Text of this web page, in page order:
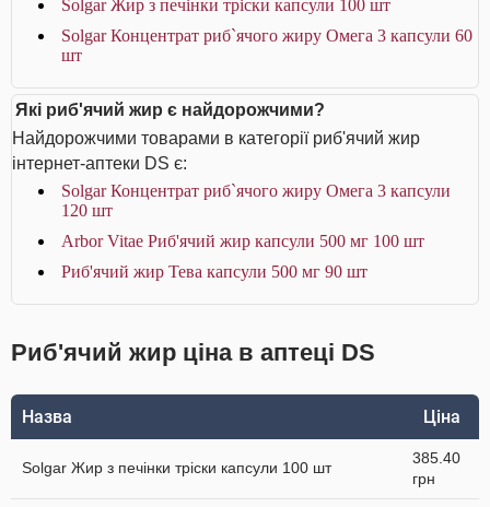
Solgar Жир з печінки тріски капсули 100 шт
Solgar Концентрат риб`ячого жиру Омега 3 капсули 60
шт
Які риб'ячий жир є найдорожчими?
Найдорожчими товарами в категорії риб'ячий жир
інтернет-аптеки DS є:
Solgar Концентрат риб`ячого жиру Омега 3 капсули
120 шт
Arbor Vitae Риб'ячий жир капсули 500 мг 100 шт
Риб'ячий жир Тева капсули 500 мг 90 шт
Риб'ячий жир ціна в аптеці DS
Назва Ціна
Solgar Жир з печінки тріски капсули 100 шт
385.40
грн